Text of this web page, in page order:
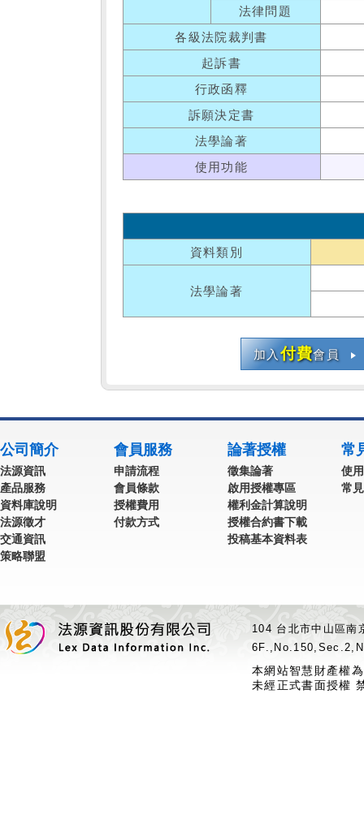
法律問題
各級法院裁判書
起訴書
行政函釋
訴願決定書
法學論著
使用功能
資料類別
法學論著
加入付費會員
公司簡介
法源資訊
產品服務
資料庫說明
法源徵才
交通資訊
策略聯盟
會員服務
申請流程
會員條款
授權費用
付款方式
論著授權
徵集論著
啟用授權專區
權利金計算說明
授權合約書下載
投稿基本資料表
常
使
常
104 台北市中山區
本網站智慧財產權
未經正式書面授權